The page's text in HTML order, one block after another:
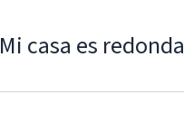
Mi casa es redonda